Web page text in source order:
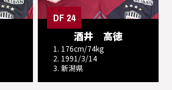
DF 24
酒井 高徳
1. 176cm/74kg
2. 1991/3/14
3. 新潟県